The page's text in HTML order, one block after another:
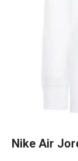
Nike Air